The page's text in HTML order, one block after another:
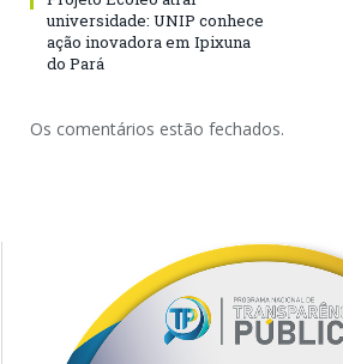
universidade: UNIP conhece
ação inovadora em Ipixuna
do Pará
Os comentários estão fechados.